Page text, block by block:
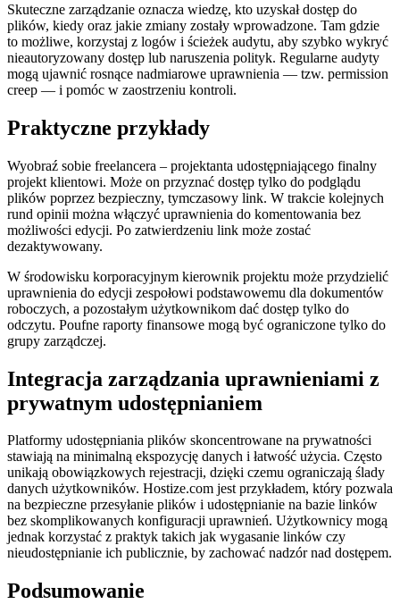
Skuteczne zarządzanie oznacza wiedzę, kto uzyskał dostęp do
plików, kiedy oraz jakie zmiany zostały wprowadzone. Tam gdzie
to możliwe, korzystaj z logów i ścieżek audytu, aby szybko wykryć
nieautoryzowany dostęp lub naruszenia polityk. Regularne audyty
mogą ujawnić rosnące nadmiarowe uprawnienia — tzw. permission
creep — i pomóc w zaostrzeniu kontroli.
Praktyczne przykłady
Wyobraź sobie freelancera – projektanta udostępniającego finalny
projekt klientowi. Może on przyznać dostęp tylko do podglądu
plików poprzez bezpieczny, tymczasowy link. W trakcie kolejnych
rund opinii można włączyć uprawnienia do komentowania bez
możliwości edycji. Po zatwierdzeniu link może zostać
dezaktywowany.
W środowisku korporacyjnym kierownik projektu może przydzielić
uprawnienia do edycji zespołowi podstawowemu dla dokumentów
roboczych, a pozostałym użytkownikom dać dostęp tylko do
odczytu. Poufne raporty finansowe mogą być ograniczone tylko do
grupy zarządczej.
Integracja zarządzania uprawnieniami z
prywatnym udostępnianiem
Platformy udostępniania plików skoncentrowane na prywatności
stawiają na minimalną ekspozycję danych i łatwość użycia. Często
unikają obowiązkowych rejestracji, dzięki czemu ograniczają ślady
danych użytkowników. Hostize.com jest przykładem, który pozwala
na bezpieczne przesyłanie plików i udostępnianie na bazie linków
bez skomplikowanych konfiguracji uprawnień. Użytkownicy mogą
jednak korzystać z praktyk takich jak wygasanie linków czy
nieudostępnianie ich publicznie, by zachować nadzór nad dostępem.
Podsumowanie